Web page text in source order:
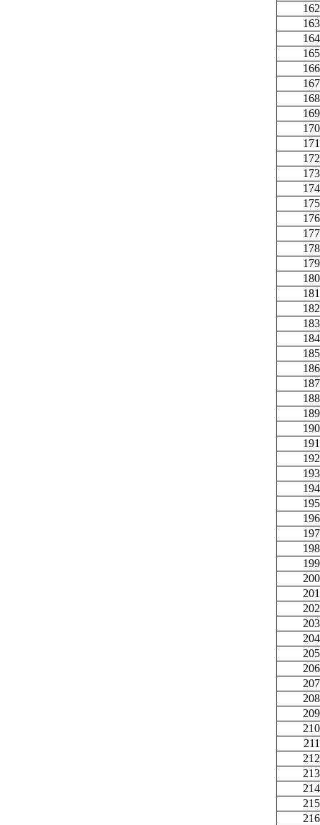
162
163
164
165
166
167
168
169
170
171
172
173
174
175
176
177
178
179
180
181
182
183
184
185
186
187
188
189
190
191
192
193
194
195
196
197
198
199
200
201
202
203
204
205
206
207
208
209
210
211
212
213
214
215
216